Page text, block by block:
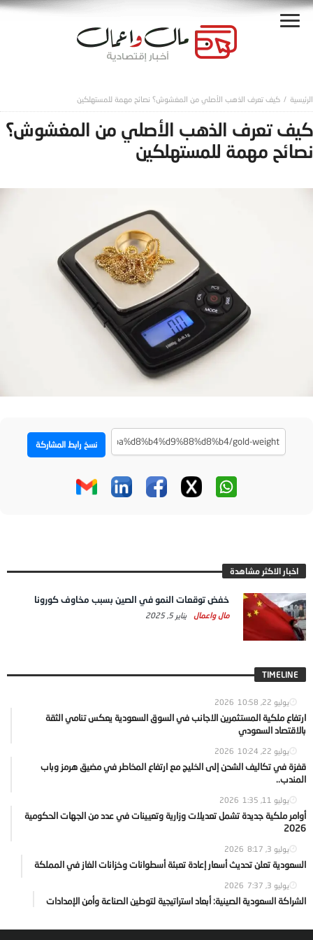
كيف تعرف الذهب الأصلي من المغشوش؟ نصائح مهمة للمستهلكين
كيف تعرف الذهب الأصلي من المغشوش؟
نصائح مهمة للمستهلكين
نسخ رابط المشاركة
اخبار الاكثر مشاهدة
خفض توقعات النمو في الصين بسبب مخاوف كورونا
مال واعمال يناير 5, 2025
TIMELINE
يوليو 22, 2026 10:58
ارتفاع ملكية المستثمرين الاجانب في السوق السعودية يعكس تنامي الثقة
بالاقتصاد السعودي
يوليو 22, 2026 10:24
قفزة في تكاليف الشحن إلى الخليج مع ارتفاع المخاطر في مضيق هرمز وباب
المندب..
يوليو 11, 2026 1:35
أوامر ملكية جديدة تشمل تعديلات وزارية وتعيينات في عدد من الجهات الحكومية
2026
يوليو 3, 2026 8:17
السعودية تعلن تحديث أسعار إعادة تعبئة أسطوانات وخزانات الغاز في المملكة
يوليو 3, 2026 7:37
الشراكة السعودية الصينية: أبعاد استراتيجية لتوطين الصناعة وأمن الإمدادات